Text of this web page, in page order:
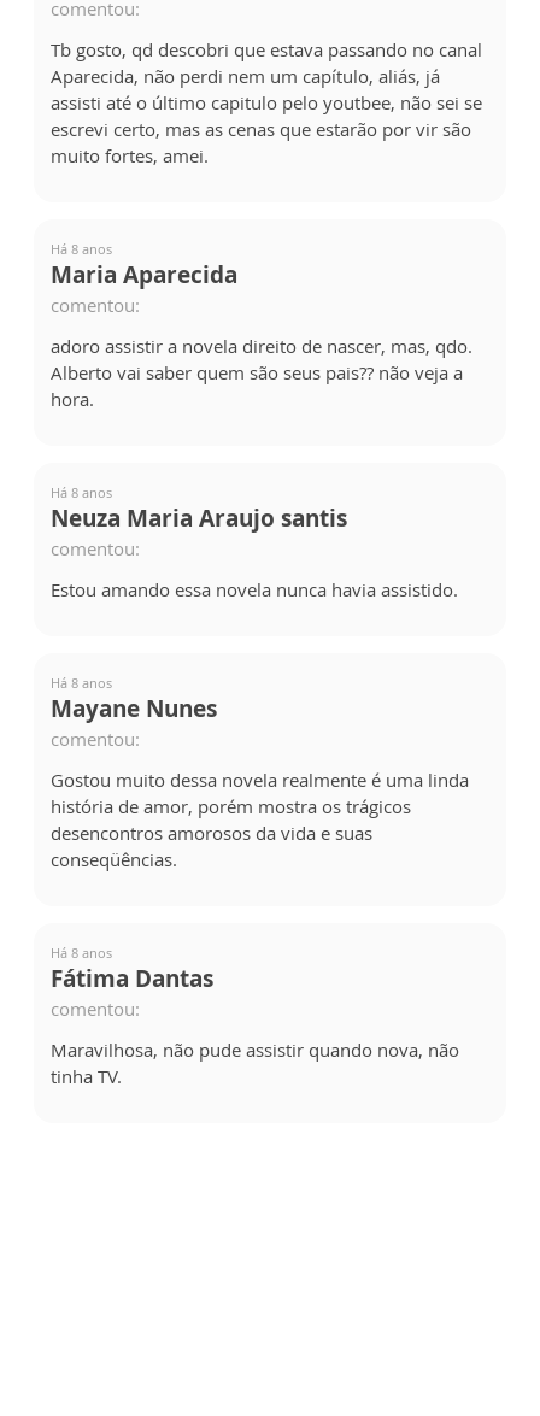
comentou:
Tb gosto, qd descobri que estava passando no canal
Aparecida, não perdi nem um capítulo, aliás, já
assisti até o último capitulo pelo youtbee, não sei se
escrevi certo, mas as cenas que estarão por vir são
muito fortes, amei.
Há 8 anos
Maria Aparecida
comentou:
adoro assistir a novela direito de nascer, mas, qdo.
Alberto vai saber quem são seus pais?? não veja a
hora.
Há 8 anos
Neuza Maria Araujo santis
comentou:
Estou amando essa novela nunca havia assistido.
Há 8 anos
Mayane Nunes
comentou:
Gostou muito dessa novela realmente é uma linda
história de amor, porém mostra os trágicos
desencontros amorosos da vida e suas
conseqüências.
Há 8 anos
Fátima Dantas
comentou:
Maravilhosa, não pude assistir quando nova, não
tinha TV.